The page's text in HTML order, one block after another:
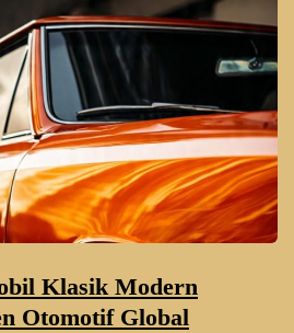
Klasik Modern
Otomotif Global